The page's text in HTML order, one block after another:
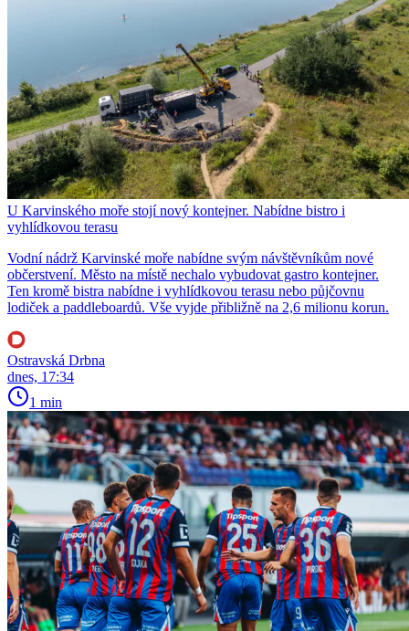
U Karvinského moře stojí nový kontejner. Nabídne bistro i
vyhlídkovou terasu
Vodní nádrž Karvinské moře nabídne svým návštěvníkům nové
občerstvení. Město na místě nechalo vybudovat gastro kontejner.
Ten kromě bistra nabídne i vyhlídkovou terasu nebo půjčovnu
lodiček a paddleboardů. Vše vyjde přibližně na 2,6 milionu korun.
Ostravská Drbna
dnes, 17:34
1 min